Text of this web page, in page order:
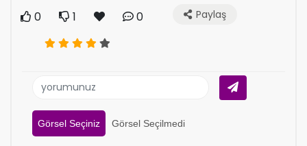
0 1 0 Paylaş
Görsel Seçiniz Görsel Seçilmedi